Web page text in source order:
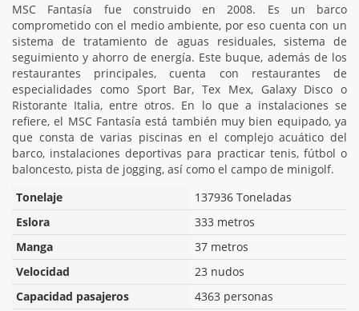
MSC Fantasía fue construido en 2008. Es un barco
comprometido con el medio ambiente, por eso cuenta con un
sistema de tratamiento de aguas residuales, sistema de
seguimiento y ahorro de energía. Este buque, además de los
restaurantes principales, cuenta con restaurantes de
especialidades como Sport Bar, Tex Mex, Galaxy Disco o
Ristorante Italia, entre otros. En lo que a instalaciones se
refiere, el MSC Fantasía está también muy bien equipado, ya
que consta de varias piscinas en el complejo acuático del
barco, instalaciones deportivas para practicar tenis, fútbol o
baloncesto, pista de jogging, así como el campo de minigolf.
Tonelaje
137936 Toneladas
Eslora
333 metros
Manga
37 metros
Velocidad
23 nudos
Capacidad pasajeros
4363 personas